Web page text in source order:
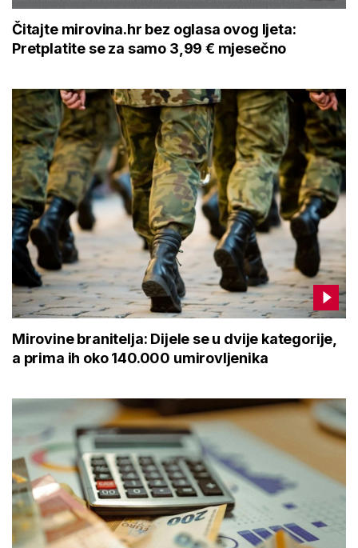
Čitajte mirovina.hr bez oglasa ovog ljeta:
Pretplatite se za samo 3,99 € mjesečno
Mirovine branitelja: Dijele se u dvije kategorije,
a prima ih oko 140.000 umirovljenika